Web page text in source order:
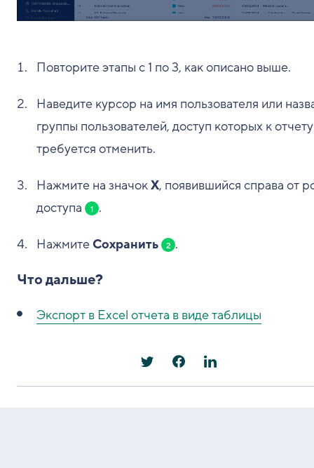
Повторите этапы с 1 по 3, как описано выше.
Наведите курсор на имя пользователя или
группы пользователей, доступ которых к отчету
требуется отменить.
Нажмите на значокX, появившийся справа от
доступа
1 .
НажмитеСохранить 2 .
Что дальше?
Экспорт в Excel отчета в виде таблицы